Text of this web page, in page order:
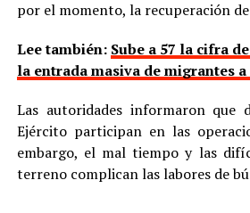
por el momento, la recuperación
Lee también: Sube a 57 la cifra
la entrada masiva de migrantes a
Las autoridades informaron que
Ejército participan en las
embargo, el mal tiempo y las
terreno complican las labores de